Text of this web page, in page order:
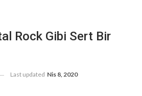
Rock Gibi Sert Bir
Last updated Nis 8, 2020